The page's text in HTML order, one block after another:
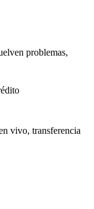
problemas,
vivo, transferencia